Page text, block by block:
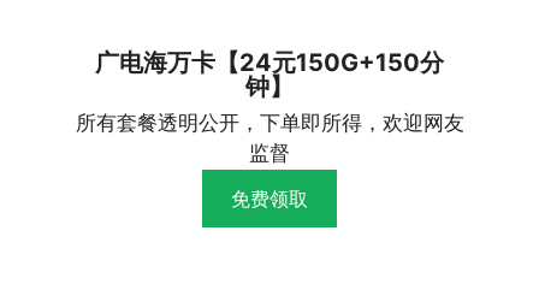
广电海万卡【24元150G+150分
钟】
所有套餐透明公开，下单即所得，欢迎网友
监督
免费领取